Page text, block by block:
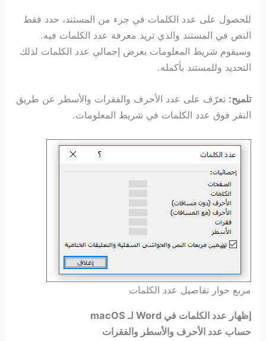
للحصول على عدد الكلمات في جزء من المستند، حدد فقط
النص في المستند والذي تريد معرفة عدد الكلمات فيه.
وسيقوم شريط المعلومات بعرض إجمالي عدد الكلمات لذلك
التحديد وللمستند بأكمله.
تلميح: تعرّف على عدد الأحرف والفقرات والأسطر عن طريق
النقر فوق عدد الكلمات في شريط المعلومات.
مربع حوار تفاصيل عدد الكلمات
إظهار عدد الكلمات في Word لـ macOS
حساب عدد الأحرف والأسطر والفقرات